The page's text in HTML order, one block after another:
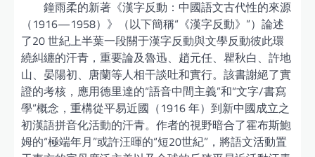
鐘雨柔的新著《漢字反動：中國語文古代性的來源
（1916—1958）》（以下簡稱“《漢字反動》”）論述
了20 世紀上半葉一段關于漢字反動與文學反動彼此環
繞糾纏的汗青，重要論及魯迅、趙元任、瞿秋白、許地
山、晏陽初、唐蘭等人相干談吐和實行。該書謝絕了實
證的考核，應用德里達的“語音中間主義”和“文字/書寫
學”概念，重構從平易近國（1916 年）到新中國成立之
初漢語拼音化活動的汗青。作者的視野暗合了霍布斯鮑
姆的“極端年月”或許汪暉的“短20世紀”，將語文活動置